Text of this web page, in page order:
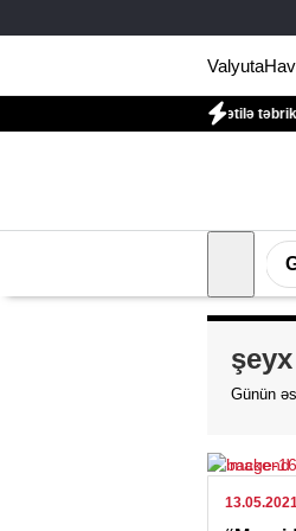
Valyuta
bayramı münasibətilə təbrik edib –
şeyx
Günün